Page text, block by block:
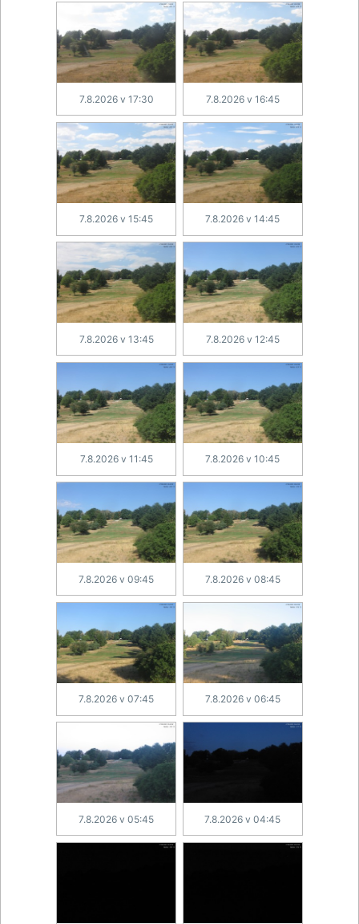
7.8.2026 v 17:30 7.8.2026 v 16:45
7.8.2026 v 15:45 7.8.2026 v 14:45
7.8.2026 v 13:45 7.8.2026 v 12:45
7.8.2026 v 11:45 7.8.2026 v 10:45
7.8.2026 v 09:45 7.8.2026 v 08:45
7.8.2026 v 07:45 7.8.2026 v 06:45
7.8.2026 v 05:45 7.8.2026 v 04:45